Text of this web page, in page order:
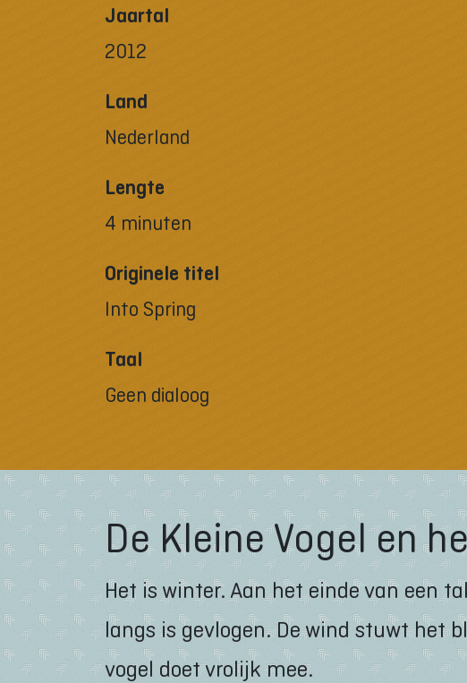
Jaartal
2012
Land
Nederland
Lengte
4 minuten
Originele titel
Into Spring
Taal
Geen dialoog
De Kleine Vogel en
Het is winter. Aan het einde van een
langs is gevlogen. De wind stuwt het
vogel doet vrolijk mee.